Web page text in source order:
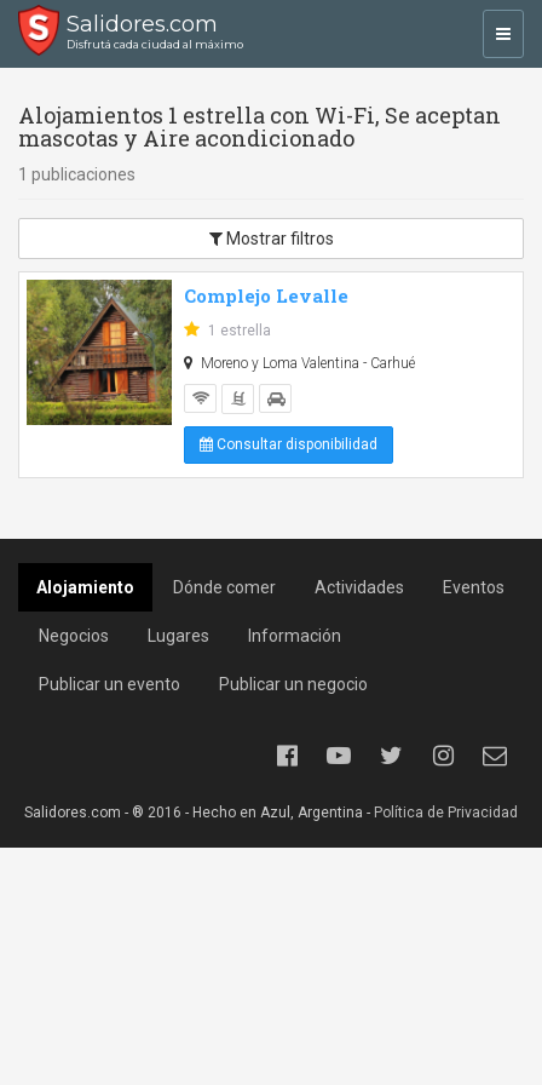
Salidores.com
Disfrutá cada ciudad al máximo
Alojamientos 1 estrella con Wi-Fi, Se aceptan
mascotas y Aire acondicionado
1 publicaciones
Mostrar filtros
Complejo Levalle
1 estrella
Moreno y Loma Valentina - Carhué
Consultar disponibilidad
Alojamiento Dónde comer Actividades Eventos
Negocios Lugares Información
Publicar un evento Publicar un negocio
Salidores.com - ® 2016 - Hecho en Azul, Argentina - Política de Privacidad